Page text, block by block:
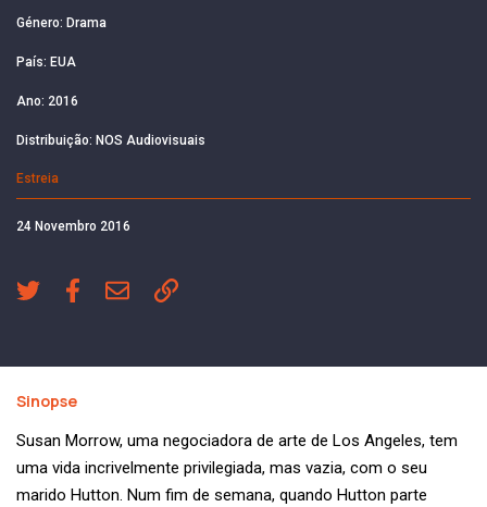
Género: Drama
País: EUA
Ano: 2016
Distribuição: NOS Audiovisuais
Estreia
24 Novembro 2016
Sinopse
Susan Morrow, uma negociadora de arte de Los Angeles, tem
uma vida incrivelmente privilegiada, mas vazia, com o seu
marido Hutton. Num fim de semana, quando Hutton parte